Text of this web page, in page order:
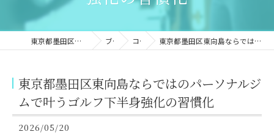
東京都墨田区のパーソナルジムならN-sports ブログ コラム 東京都墨田区東向島ならではのパーソナルジムで叶うゴルフ下半身強化の習慣化
東京都墨田区東向島ならではのパーソナルジ
ムで叶うゴルフ下半身強化の習慣化
2026/05/20